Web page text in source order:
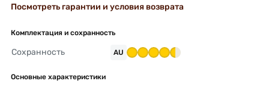
Посмотреть гарантии и условия возврата
Комплектация и сохранность
Сохранность AU
Основные характеристики